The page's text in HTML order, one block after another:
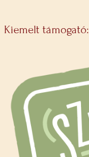
Kiemelt támogató: